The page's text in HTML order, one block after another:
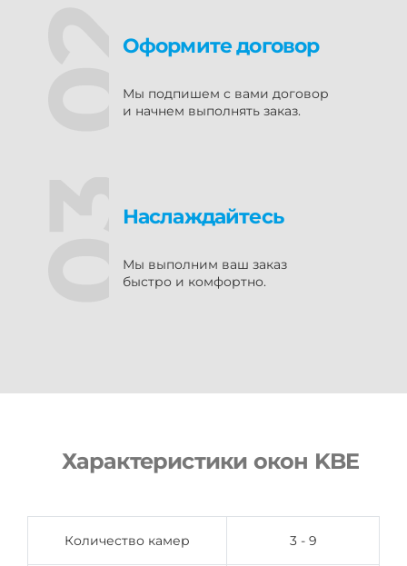
Оформите договор
Мы подпишем с вами договор
и начнем выполнять заказ.
Наслаждайтесь
Мы выполним ваш заказ
быстро и комфортно.
Характеристики окон KBE
Количество камер 3 - 9